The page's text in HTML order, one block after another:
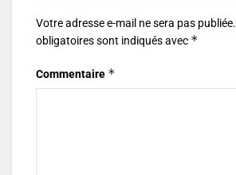
Votre adresse e-mail ne sera pas publiée.
obligatoires sont indiqués avec *
Commentaire *